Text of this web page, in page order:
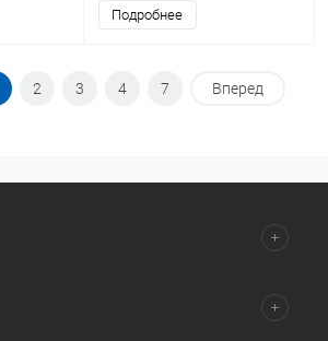
Подробнее
2 3 4 7 Вперед